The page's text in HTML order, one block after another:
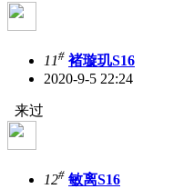
11# 褚璇玑S16
2020-9-5 22:24
来过
12# 敏离S16